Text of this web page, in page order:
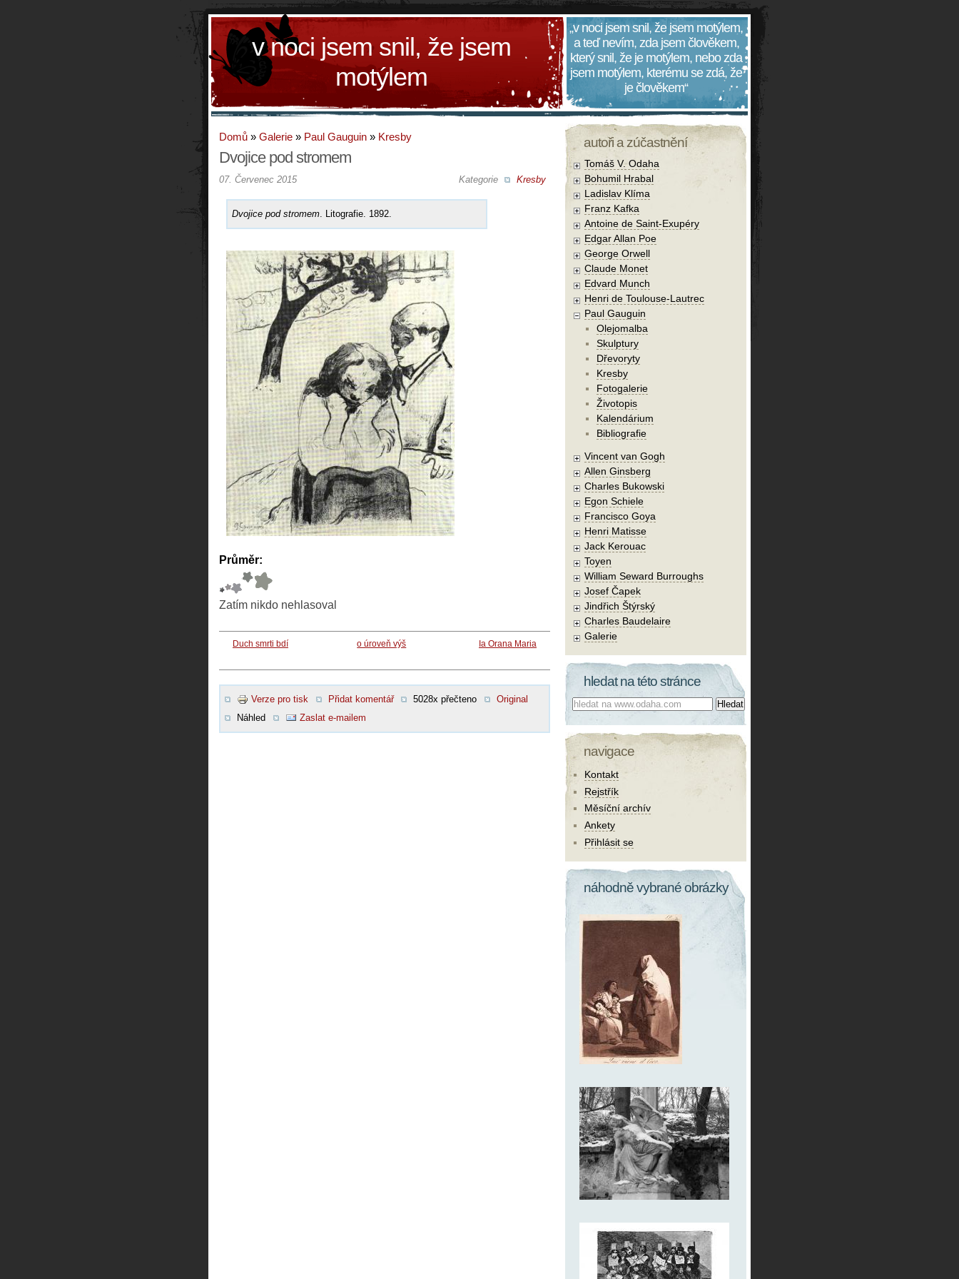
v noci jsem snil, že jsem
motýlem
„v noci jsem snil, že jsem motýlem,
a teď nevím, zda jsem člověkem,
který snil, že je motýlem, nebo zda
jsem motýlem, kterému se zdá, že
je člověkem“
Domů » Galerie » Paul Gauguin » Kresby
Dvojice pod stromem
Kategorie Kresby
07. Červenec 2015
Dvojice pod stromem . Litografie. 1892.
Průměr:
Zatím nikdo nehlasoval
Duch smrti bdí o úroveň výš Ia Orana Maria
Verze pro tisk Přidat komentář 5028x přečteno
Original
Náhled
Zaslat e-mailem
autoři a zúčastnění
Tomáš V. Odaha
Bohumil Hrabal
Ladislav Klíma
Franz Kafka
Antoine de Saint-Exupéry
Edgar Allan Poe
George Orwell
Claude Monet
Edvard Munch
Henri de Toulouse-Lautrec
Paul Gauguin
Olejomalba
Skulptury
Dřevoryty
Kresby
Fotogalerie
Životopis
Kalendárium
Bibliografie
Vincent van Gogh
Allen Ginsberg
Charles Bukowski
Egon Schiele
Francisco Goya
Henri Matisse
Jack Kerouac
Toyen
William Seward Burroughs
Josef Čapek
Jindřich Štýrský
Charles Baudelaire
Galerie
hledat na této stránce
Co hledat:
navigace
Kontakt
Rejstřík
Měsíční archív
Ankety
Přihlásit se
náhodně vybrané obrázky